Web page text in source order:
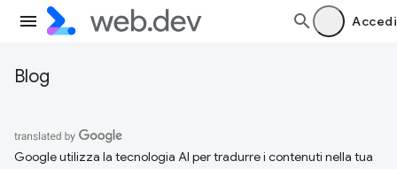
Accedi
Blog
Google utilizza la tecnologia AI per tradurre i contenuti nella tua